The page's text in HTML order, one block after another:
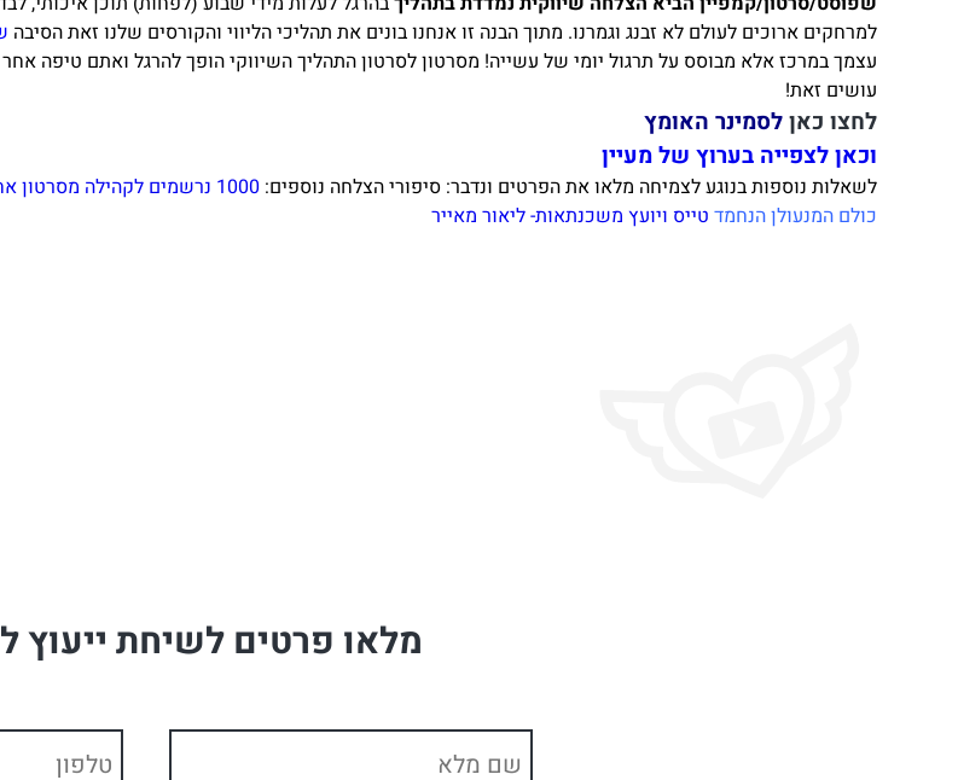
למרחקים ארוכים לעולם לא זבנג וגמרנו. מתוך הבנה זו אנחנו בונים את תהליכי הליווי והקורסים שלנו זאת הסיבה
עצמך במרכז אלא מבוסס על תרגול יומי של עשייה! מסרטון לסרטון התהליך השיווקי הופך להרגל ואתם טיפה
עושים זאת!
לחצו כאןלסמינר האומץ
וכאן לצפייה בערוץ של מעיין
לשאלות נוספות בנוגע לצמיחה מלאו את הפרטים ונדבר: סיפורי הצלחה נוספים:1000 נרשמים לקהילה מסרטון אחד
כולם המנעולן הנחמד טייס ויועץ משכנתאות- ליאור מאייר
מלאו פרטים לשיחת ייעוץ